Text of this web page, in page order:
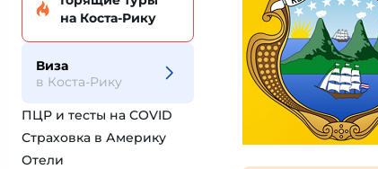
на Коста-Рику
Виза
в Коста-Рику
ПЦР и тесты на COVID
Страховка в Америку
Отели